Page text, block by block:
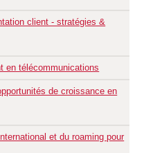
client - stratégies &
en télécommunications
de croissance en
et du roaming pour